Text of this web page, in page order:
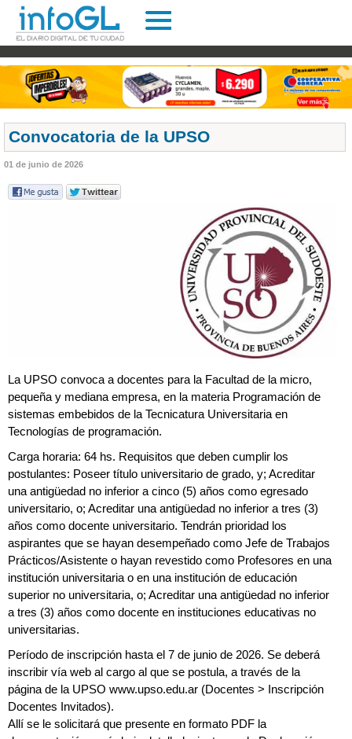
Convocatoria de la UPSO
01 de junio de 2026
La UPSO convoca a docentes para la Facultad de la micro,
pequeña y mediana empresa, en la materia Programación de
sistemas embebidos de la Tecnicatura Universitaria en
Tecnologías de programación.
Carga horaria: 64 hs. Requisitos que deben cumplir los
postulantes: Poseer título universitario de grado, y; Acreditar
una antigüedad no inferior a cinco (5) años como egresado
universitario, o; Acreditar una antigüedad no inferior a tres (3)
años como docente universitario. Tendrán prioridad los
aspirantes que se hayan desempeñado como Jefe de Trabajos
Prácticos/Asistente o hayan revestido como Profesores en una
institución universitaria o en una institución de educación
superior no universitaria, o; Acreditar una antigüedad no inferior
a tres (3) años como docente en instituciones educativas no
universitarias.
Período de inscripción hasta el 7 de junio de 2026. Se deberá
inscribir vía web al cargo al que se postula, a través de la
página de la UPSO www.upso.edu.ar (Docentes > Inscripción
Docentes Invitados).
Allí se le solicitará que presente en formato PDF la